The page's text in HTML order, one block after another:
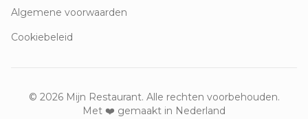
Algemene voorwaarden
Cookiebeleid
© 2026Mijn Restaurant. Alle rechten voorbehouden.
Met ❤️ gemaakt in Nederland